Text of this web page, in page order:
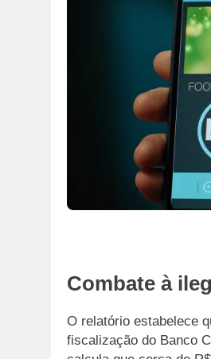
Combate à
O relatório estabelece
fiscalização do Banco